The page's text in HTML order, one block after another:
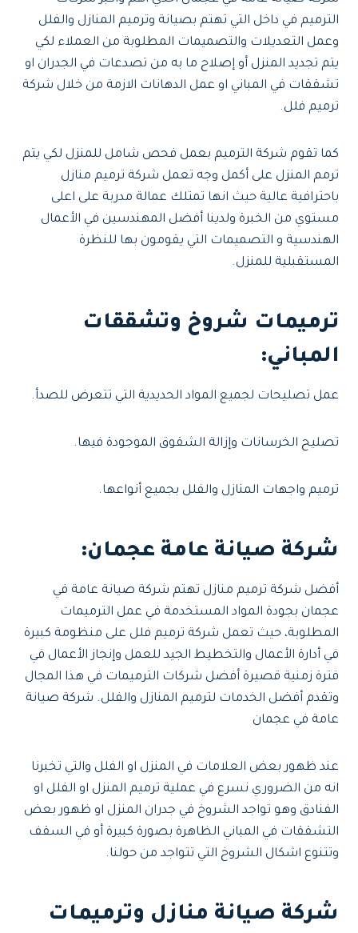
الترميم في داخل التي تهتم بصيانة وترميم المنازل والفلل
وعمل التعديلات والتصميمات المطلوبة من العملاء لكي
يتم تجديد المنزل أو إصلاح ما به من تصدعات في الجدران او
تشققات في المباني او عمل الدهانات الازمة من خلال شركة
ترميم فلل.
كما تقوم شركة الترميم بعمل فحص شامل للمنزل لكي يتم
ترمم المنزل على أكمل وجه تعمل شركة ترميم منازل
باحترافية عالية حيث انها تمتلك عمالة مدربة على اعلى
مستوي من الخبرة ولدينا أفضل المهندسين في الأعمال
الهندسية و التصميمات التي يقومون بها للنظرة
المستقبلية للمنزل.
ترميمات شروخ وتشققات
المباني:
عمل تصليحات لجميع المواد الحديدية التي تتعرض للصدأ.
تصليح الخرسانات وإزالة الشقوق الموجودة فيها.
ترميم واجهات المنازل والفلل بجميع أنواعها.
شركة صيانة عامة عجمان:
أفضل شركة ترميم منازل تهتم شركة صيانة عامة في
عجمان بجودة المواد المستخدمة في عمل الترميمات
المطلوبة، حيث تعمل شركة ترميم فلل على منظومة كبيرة
في أدارة الأعمال والتخطيط الجيد للعمل وإنجاز الأعمال في
فترة زمنية قصيرة أفضل شركات الترميمات في هذا المجال
وتقدم أفضل الخدمات لترميم المنازل والفلل. شركة صيانة
عامة في عجمان
عند ظهور بعض العلامات في المنزل او الفلل والتي تخبرنا
انه من الضروري نسرع في عملية ترميم المنزل او الفلل او
الفنادق وهو تواجد الشروخ في جدران المنزل او ظهور بعض
التشققات في المباني الظاهرة بصورة كبيرة أو في السقف
وتتنوع اشكال الشروخ التي تتواجد من حولنا.
شركة صيانة منازل وترميمات